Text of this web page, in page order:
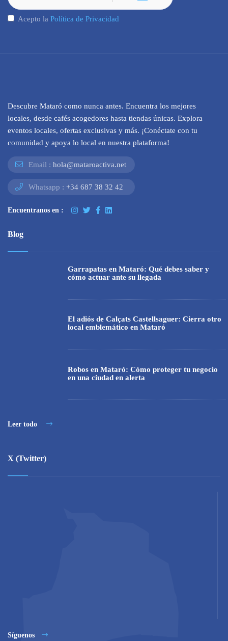
Acepto la Política de Privacidad
Descubre Mataró como nunca antes. Encuentra los mejores
locales, desde cafés acogedores hasta tiendas únicas. Explora
eventos locales, ofertas exclusivas y más. ¡Conéctate con tu
comunidad y apoya lo local en nuestra plataforma!
Email : hola@mataroactiva.net
Whatsapp : +34 687 38 32 42
Encuentranos en :
Blog
Garrapatas en Mataró: Qué debes saber y
cómo actuar ante su llegada
El adiós de Calçats Castellsaguer: Cierra otro
local emblemático en Mataró
Robos en Mataró: Cómo proteger tu negocio
en una ciudad en alerta
Leer todo
X (Twitter)
Síguenos